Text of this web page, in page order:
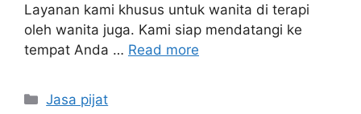
Layanan kami khusus untuk wanita di terapi
oleh wanita juga. Kami siap mendatangi ke
tempat Anda … Read more
Categories
Jasa pijat